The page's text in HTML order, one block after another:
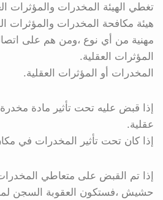
تغطي الهيئة المخدرات والمؤثرات
هيئة مكافحة المخدرات والمؤثرات
مهنية من أي نوع ،ومن هم على
المؤثرات العقلية.
المخدرات أو المؤثرات العقلية.
إذا قبض عليه تحت تأثير مادة
عقلية.
إذا كان تحت تأثير المخدرات في
إذا تم القبض على متعاطي
حشيش ،فستكون العقوبة السجن